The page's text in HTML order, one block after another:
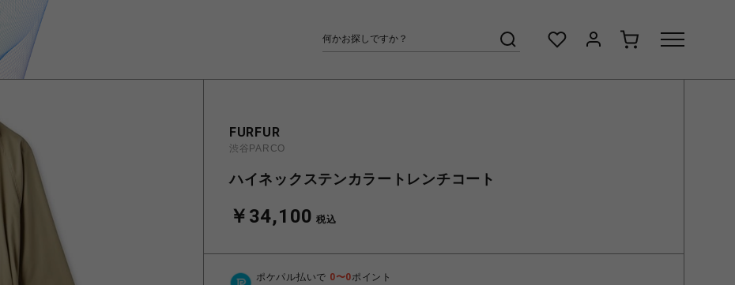
FURFUR
渋谷PARCO
ハイネックステンカラートレンチコート
￥34,100 税込
ポケパル払いで 0〜0ポイント